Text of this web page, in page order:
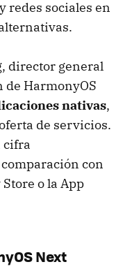
redes sociales en
director general
de HarmonyOS
nativas,
de servicios.
cifra
con
o la App
Next